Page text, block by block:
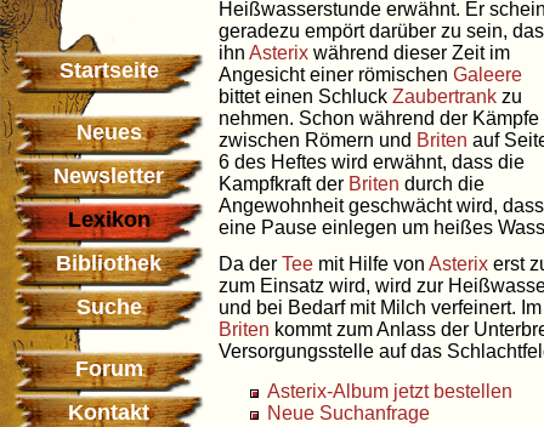
Startseite
Neues
Newsletter
Lexikon
Bibliothek
Suche
Forum
Kontakt
Heißwasserstunde erwähnt. Er
geradezu empört darüber zu sein,
ihn Asterix während dieser Zeit im
Angesicht einer römischen Galeere
bittet einen Schluck Zaubertrank zu
nehmen. Schon während der Kämpfe
zwischen Römern und Briten auf
6 des Heftes wird erwähnt, dass die
Kampfkraft der Briten durch die
Angewohnheit geschwächt wird,
eine Pause einlegen um heißes
Da der Tee mit Hilfe von Asterix erst
zum Einsatz wird, wird zur
und bei Bedarf mit Milch verfeinert.
Briten kommt zum Anlass der
Versorgungsstelle auf das
Asterix-Album jetzt bestellen
Neue Suchanfrage